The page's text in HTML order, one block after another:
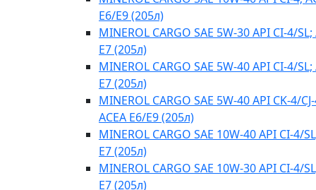
E6/E9 (205л)
MINEROL CARGO SAE 5W-30 API CI-4/SL;
E7 (205л)
MINEROL CARGO SAE 5W-40 API CI-4/SL;
E7 (205л)
MINEROL CARGO SAE 5W-40 API CK-4/
ACEA E6/E9 (205л)
MINEROL CARGO SAE 10W-40 API CI-4/
E7 (205л)
MINEROL CARGO SAE 10W-30 API CI-4/
E7 (205л)